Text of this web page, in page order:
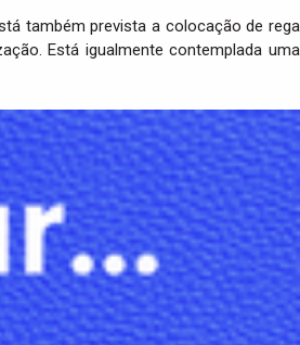
também prevista a colocação de rega
Está igualmente contemplada uma